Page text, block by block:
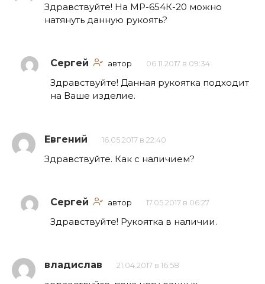
Здравствуйте! На МР-654К-20 можно
натянуть данную рукоять?
Сергей автор 06.11.2017 в 09:34
Здравствуйте! Данная рукоятка подходит
на Ваше изделие.
Евгений 16.05.2017 в 22:40
Здравствуйте. Как с наличием?
Сергей автор 17.05.2017 в 06:27
Здравствуйте! Рукоятка в наличии.
владислав 21.04.2017 в 16:58